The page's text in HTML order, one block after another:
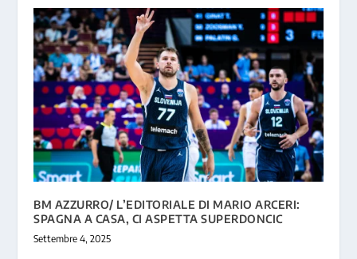
BM AZZURRO/ L’EDITORIALE DI MARIO ARCERI:
SPAGNA A CASA, CI ASPETTA SUPERDONCIC
Settembre 4, 2025